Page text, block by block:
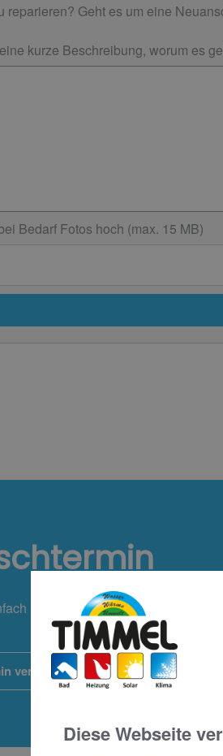
reparieren? Geht es um eine
kurze Beschreibung, worum es
Bedarf Fotos hoch (max. 15 MB)
und bequem Online Termine
vereinbaren
Diese Webseite